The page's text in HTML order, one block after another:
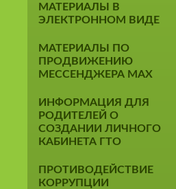
МАТЕРИАЛЫ В
ЭЛЕКТРОННОМ ВИДЕ
МАТЕРИАЛЫ ПО
ПРОДВИЖЕНИЮ
МЕССЕНДЖЕРА MAX
ИНФОРМАЦИЯ ДЛЯ
РОДИТЕЛЕЙ О
СОЗДАНИИ ЛИЧНОГО
КАБИНЕТА ГТО
ПРОТИВОДЕЙСТВИЕ
КОРРУПЦИИ